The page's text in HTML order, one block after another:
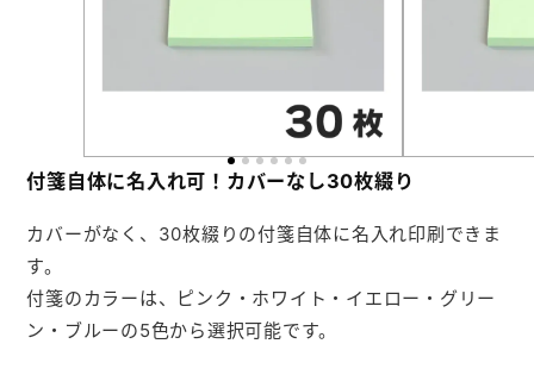
よくあるご質問
お問い合わせ
カレンダー本舗
付箋自体に名入れ可！カバーなし30枚綴り
カバーがなく、30枚綴りの付箋自体に名入れ印刷できま
す。
付箋のカラーは、ピンク・ホワイト・イエロー・グリー
ン・ブルーの5色から選択可能です。